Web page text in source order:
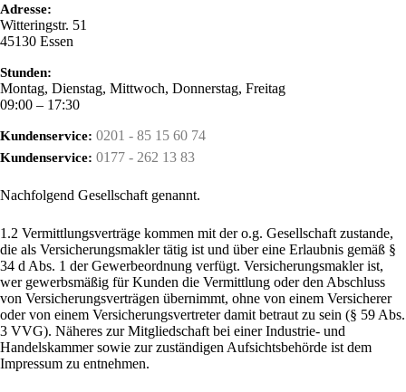
Adresse:
Witteringstr. 51
45130 Essen
Stunden:
Montag, Dienstag, Mittwoch, Donnerstag, Freitag
09:00 – 17:30
Kundenservice: 0201 - 85 15 60 74
Kundenservice: 0177 - 262 13 83
Nachfolgend Gesellschaft genannt.
1.2 Vermittlungsverträge kommen mit der o.g. Gesellschaft zustande,
die als Versicherungsmakler tätig ist und über eine Erlaubnis gemäß §
34 d Abs. 1 der Gewerbeordnung verfügt. Versicherungsmakler ist,
wer gewerbsmäßig für Kunden die Vermittlung oder den Abschluss
von Versicherungsverträgen übernimmt, ohne von einem Versicherer
oder von einem Versicherungsvertreter damit betraut zu sein (§ 59 Abs.
3 VVG). Näheres zur Mitgliedschaft bei einer Industrie- und
Handelskammer sowie zur zuständigen Aufsichtsbehörde ist dem
Impressum zu entnehmen.